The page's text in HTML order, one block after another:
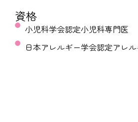
資格
小児科学会認定小児科専門医
日本アレルギー学会認定アレ